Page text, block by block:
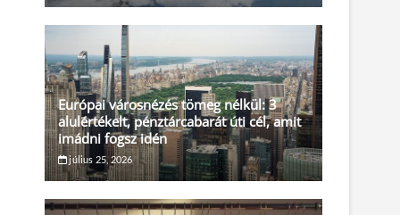
Európai városnézés tömeg nélkül: 3
alulértékelt, pénztárcabarát úti cél, amit
imádni fogsz idén
július 25, 2026